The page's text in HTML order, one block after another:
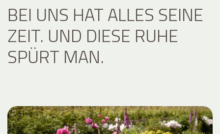
BEI UNS HAT ALLES SEINE
ZEIT. UND DIESE RUHE
SPÜRT MAN.